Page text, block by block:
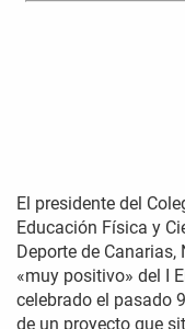
El presidente del
Educación Física y
Deporte de
«muy positivo» del I
celebrado el pasado
de un proyecto que